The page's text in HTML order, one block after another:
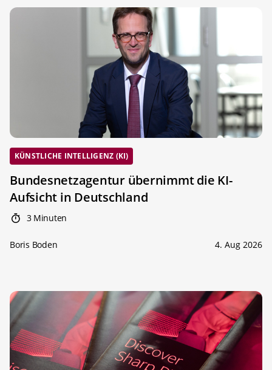
KÜNSTLICHE INTELLIGENZ (KI)
Bundesnetzagentur übernimmt die KI-
Aufsicht in Deutschland
3 Minuten
Boris Boden 4. Aug 2026